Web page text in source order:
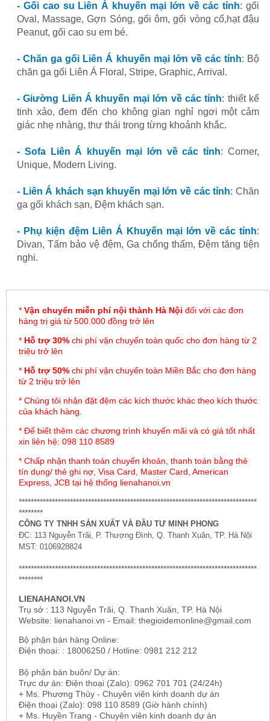
- Gối cao su Liên Á khuyến mại lớn về các tỉnh: gối
Oval, Massage, Gợn Sóng, gối ôm, gối vòng cổ,hạt đậu
Peanut, gối cao su em bé.
- Chăn ga gối Liên Á khuyến mại lớn về các tỉnh: Bộ
chăn ga gối Liên Á Floral, Stripe, Graphic, Arrival.
- Giường Liên Á khuyến mại lớn về các tỉnh: thiết kế
tinh xảo, đem đến cho không gian nghỉ ngơi một cảm
giác nhẹ nhàng, thư thái trong từng khoảnh khắc.
- Sofa Liên Á khuyến mại lớn về các tỉnh: Corner,
Unique, Modern Living.
- Liên Á khách sạn khuyến mại lớn về các tỉnh: Chăn
ga gối khách sạn, Đệm khách sạn.
- Phụ kiện đệm Liên Á Khuyến mại lớn về các tỉnh:
Divan, Tấm bảo vệ đệm, Ga chống thấm, Đệm tăng tiện
nghi.
* Vận chuyển miễn phí nội thành Hà Nội đối với các đơn
hàng trị giá từ 500.000 đồng trở lên
* Hỗ trợ 30% chi phí vận chuyển toàn quốc cho đơn hàng từ 2
triệu trở lên
* Hỗ trợ 50% chi phí vận chuyển toàn Miền Bắc cho đơn hàng
từ 2 triệu trở lên
* Chúng tôi nhận đặt đệm các kích thước khác theo kích thước
của khách hàng.
* Để biết thêm các chương trình khuyến mãi và có giá tốt nhất
xin liên hệ: 098 110 8589
* Chấp nhận thanh toán chuyển khoản, thanh toán bằng thẻ
tín dụng/ thẻ ghi nợ, Visa Card, Master Card, American
Express, JCB tại hệ thống lienahanoi.vn
*******************************************************************************
********
CÔNG TY TNHH SẢN XUẤT VÀ ĐẦU TƯ MINH PHONG
ĐC: 113 Nguyễn Trãi, P. Thượng Đình, Q. Thanh Xuân, TP. Hà Nội
MST: 0106928824
*******************************************************************************
********
LIENAHANOI.VN
Trụ sở : 113 Nguyễn Trãi, Q. Thanh Xuân, TP. Hà Nội
Website: lienahanoi.vn - Email: thegioidemonline@gmail.com
Bộ phận bán hàng Online:
Điện thoại: : 18006250 / Hotline: 0981 212 212
Bộ phận bán buôn/ Dự án:
Trực dự án: Điện thoại (Zalo): 0962 701 701 (24/24h)
+ Ms. Phương Thủy - Chuyên viên kinh doanh dự án
Điện thoại (Zalo): 098 110 8589 (Giờ hành chính)
+ Ms. Huyền Trang - Chuyên viên kinh doanh dự án